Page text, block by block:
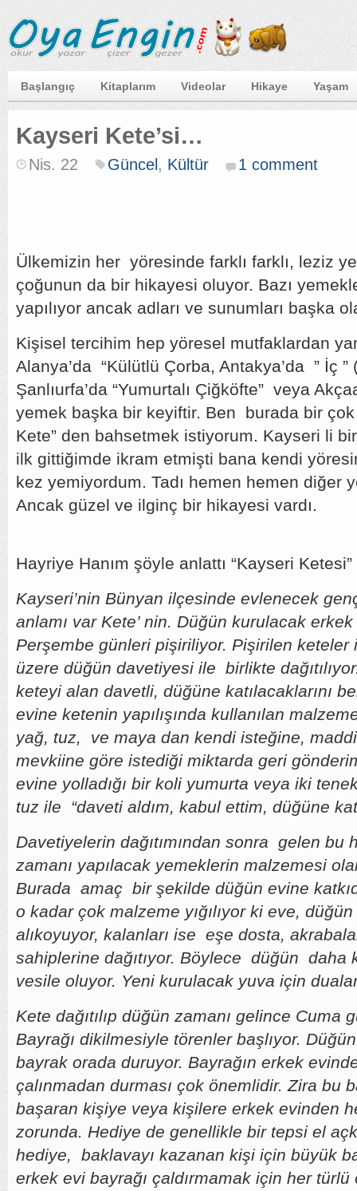
Başlangıç Kitaplarım Videolar Hikaye Yaşam
Kayseri Kete’si…
Nis. 22 Güncel , Kültür 1 comment
Ülkemizin her yöresinde farklı farklı, leziz
çoğunun da bir hikayesi oluyor. Bazı
yapılıyor ancak adları ve sunumları başka
Kişisel tercihim hep yöresel mutfaklardan
Alanya’da “Külütlü Çorba, Antakya’da ” İç ”
Şanlıurfa’da “Yumurtalı Çiğköfte” veya
yemek başka bir keyiftir. Ben burada bir çok
Kete” den bahsetmek istiyorum. Kayseri li
ilk gittiğimde ikram etmişti bana kendi
kez yemiyordum. Tadı hemen hemen diğer
Ancak güzel ve ilginç bir hikayesi vardı.
Hayriye Hanım şöyle anlattı “Kayseri
Kayseri’nin Bünyan ilçesinde evlenecek
anlamı var Kete’ nin. Düğün kurulacak
Perşembe günleri pişiriliyor. Pişirilen keteler
üzere düğün davetiyesi ile birlikte
keteyi alan davetli, düğüne katılacaklarını
evine ketenin yapılışında kullanılan
yağ, tuz, ve maya dan kendi isteğine,
mevkiine göre istediği miktarda geri
evine yolladığı bir koli yumurta veya iki
tuz ile “daveti aldım, kabul ettim, düğüne
Davetiyelerin dağıtımından sonra gelen bu
zamanı yapılacak yemeklerin malzemesi
Burada amaç bir şekilde düğün evine
o kadar çok malzeme yığılıyor ki eve,
alıkoyuyor, kalanları ise eşe dosta,
sahiplerine dağıtıyor. Böylece düğün daha
vesile oluyor. Yeni kurulacak yuva için
Kete dağıtılıp düğün zamanı gelince Cuma
Bayrağı dikilmesiyle törenler başlıyor.
bayrak orada duruyor. Bayrağın erkek
çalınmadan durması çok önemlidir. Zira bu
başaran kişiye veya kişilere erkek evinden
zorunda. Hediye de genellikle bir tepsi el
hediye, baklavayı kazanan kişi için büyük
erkek evi bayrağı çaldırmamak için her türlü